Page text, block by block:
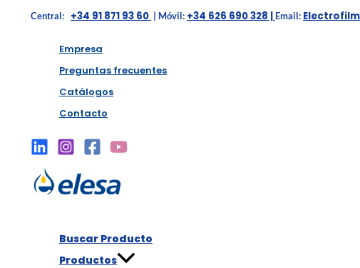
Central: +34 91 871 93 60 | Móvil: +34 626 690 328 | Email:
Empresa
Preguntas frecuentes
Catálogos
Contacto
Buscar Producto
Productos